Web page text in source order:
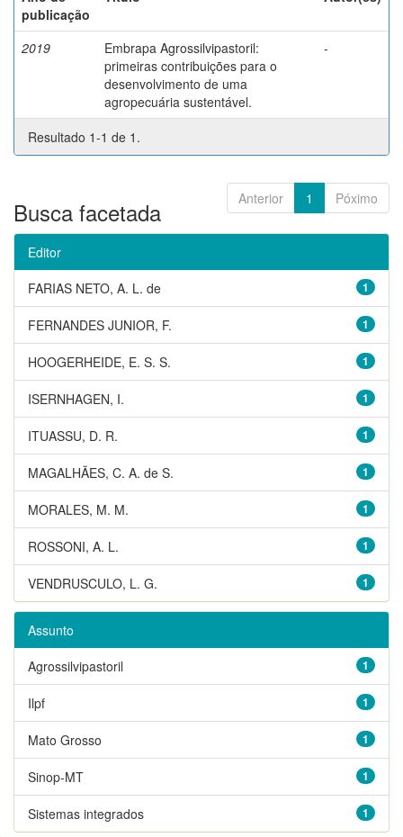
publicação
2019
Embrapa Agrossilvipastoril:
primeiras contribuições para o
desenvolvimento de uma
agropecuária sustentável.
-
Resultado 1-1 de 1.
Anterior 1 Póximo
Busca facetada
Editor
1
FARIAS NETO, A. L. de
1
FERNANDES JUNIOR, F.
1
HOOGERHEIDE, E. S. S.
1
ISERNHAGEN, I.
1
ITUASSU, D. R.
1
MAGALHÃES, C. A. de S.
1
MORALES, M. M.
1
ROSSONI, A. L.
1
VENDRUSCULO, L. G.
Assunto
1
Agrossilvipastoril
1
Ilpf
1
Mato Grosso
1
Sinop-MT
1
Sistemas integrados